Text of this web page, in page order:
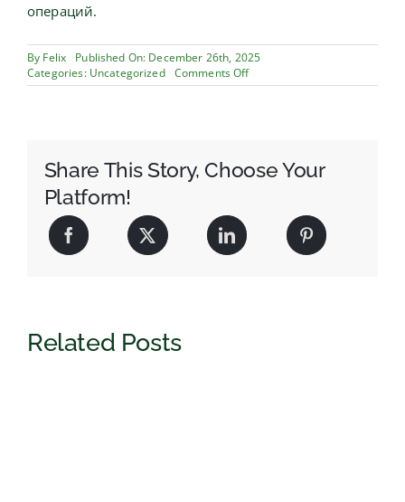
операций.
By Felix
Published On: December 26th, 2025
Categories: Uncategorized Comments Offon
Протокол
и
как
Share This Story, Choose Your
Platform!
Related Posts